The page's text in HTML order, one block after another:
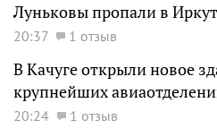
Луньковы пропали в
20:37 1 отзыв
В Качуге открыли новое
крупнейших
20:24 1 отзыв